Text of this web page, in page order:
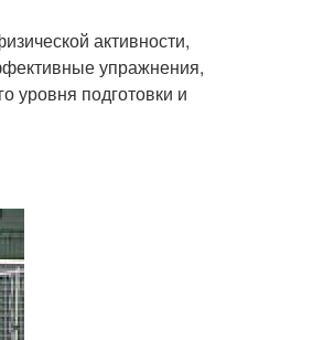
активности,
упражнения,
уровня подготовки и